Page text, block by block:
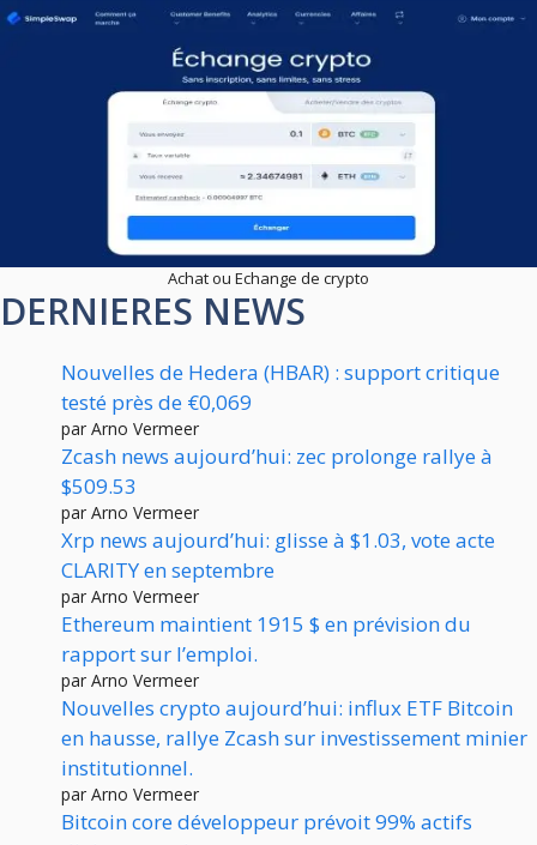
Achat ou Echange de crypto
DERNIERES NEWS
Nouvelles de Hedera (HBAR) : support critique
testé près de €0,069
par Arno Vermeer
Zcash news aujourd’hui: zec prolonge rallye à
$509.53
par Arno Vermeer
Xrp news aujourd’hui: glisse à $1.03, vote acte
CLARITY en septembre
par Arno Vermeer
Ethereum maintient 1915 $ en prévision du
rapport sur l’emploi.
par Arno Vermeer
Nouvelles crypto aujourd’hui: influx ETF Bitcoin
en hausse, rallye Zcash sur investissement minier
institutionnel.
par Arno Vermeer
Bitcoin core développeur prévoit 99% actifs